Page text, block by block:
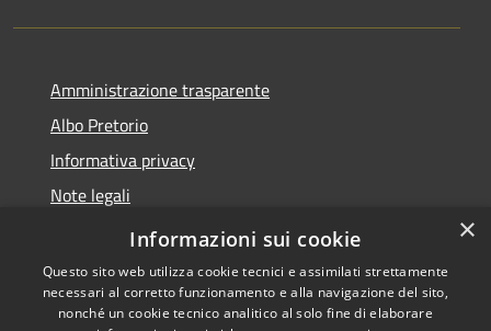
Amministrazione trasparente
Albo Pretorio
Informativa privacy
Note legali
Dichiarazione di accessibilità
×
Informazioni sui cookie
Questo sito web utilizza cookie tecnici e assimilati strettamente
necessari al corretto funzionamento e alla navigazione del sito,
nonché un cookie tecnico analitico al solo fine di elaborare